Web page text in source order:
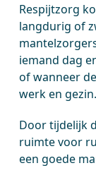
Respijtzorg
langdurig of
iemand dag
of wanneer
werk en gezin.
Door tijdelijk
ruimte voor
een goede